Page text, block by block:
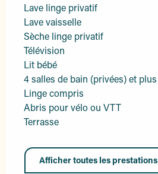
Lave linge privatif
Lave vaisselle
Sèche linge privatif
Télévision
Lit bébé
4 salles de bain (privées) et plus
Linge compris
Abris pour vélo ou VTT
Terrasse
Afficher toutes les prestations